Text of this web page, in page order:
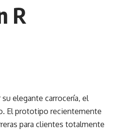
R
elegante carrocería, el
El prototipo recientemente
para clientes totalmente